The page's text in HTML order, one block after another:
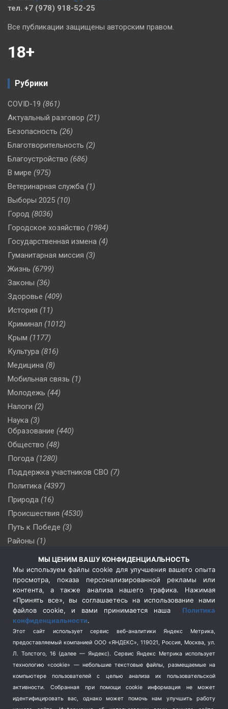
тел. +7 (978) 918-52-25
Все публикации защищены авторским правом.
18+
Рубрики
COVID-19 (861)
Актуальный разговор (21)
Безопасность (26)
Благотворительность (2)
Благоустройство (686)
В мире (975)
Ветеринарная служба (1)
Выборы 2025 (10)
Город (8036)
Городское хозяйство (1984)
Государственная измена (4)
Гуманитарная миссия (3)
Жизнь (6799)
Законы (36)
Здоровье (409)
История (11)
Криминал (1012)
Крым (1177)
Культура (816)
Медицина (8)
Мобильная связь (1)
Молодежь (44)
Налоги (2)
Наука (3)
Образование (440)
Общество (48)
Погода (1280)
Поддержка участников СВО (7)
Политика (4397)
Природа (16)
Происшествия (4530)
Путь к Победе (3)
Районы (1)
Сельское хозяйство (3)
Социальная политика
(3)
Спецоперация в Украине
Спецоперация на Украине
(404)
Спорт (740)
Терроризм (1)
Транспорт (262)
Туризм (178)
Флот (76)
МЫ ЦЕНИМ ВАШУ КОНФИДЕНЦИАЛЬНОСТЬ
Мы используем файлы cookie для улучшения вашего опыта
просмотра, показа персонализированной рекламы или
контента, а также анализа нашего трафика. Нажимая
«Принять все», вы соглашаетесь на использование нами
файлов cookie, и вами принимается наша Политика
конфиденциальности.
Этот сайт использует сервис веб-аналитики Яндекс Метрика,
предоставляемый компанией ООО «ЯНДЕКС», 119021, Россия, Москва, ул.
Л. Толстого, 16 (далее — Яндекс). Сервис Яндекс Метрика использует
технологию «cookie» — небольшие текстовые файлы, размещаемые на
компьютере пользователей с целью анализа их пользовательской
активности.
Собранная при помощи cookie информация не может
идентифицировать вас, однако может помочь нам улучшить работу